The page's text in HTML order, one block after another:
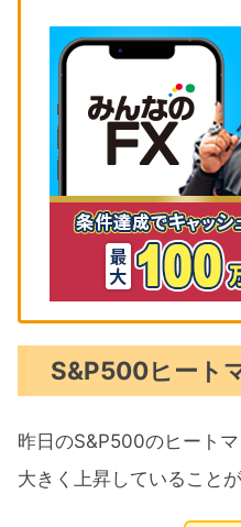
S&P500ヒート
昨日のS&P500のヒート
大きく上昇していること